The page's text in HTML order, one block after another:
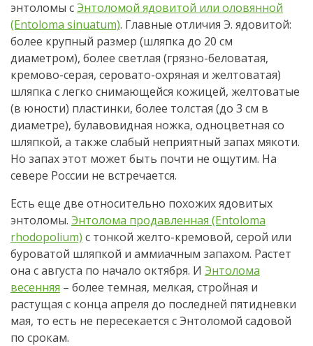
энтоломы сЭнтоломой ядовитой или оловянной
(Entoloma sinuatum). Главные отличия Э. ядовитой:
более крупный размер (шляпка до 20 см
диаметром), более светлая (грязно-беловатая,
кремово-серая, серовато-охряная и желтоватая)
шляпка с легко снимающейся кожицей, желтоватые
(в юности) пластинки, более толстая (до 3 см в
диаметре), булавовидная ножка, одноцветная со
шляпкой, а также слабый неприятный запах мякоти.
Но запах этот может быть почти не ощутим. На
севере России не встречается.
Есть еще две относительно похожих ядовитых
энтоломы. Энтолома продавленная (Entoloma
rhodopolium) с тонкой желто-кремовой, серой или
буроватой шляпкой и аммиачным запахом. Растет
она с августа по начало октября. И Энтолома
весенняя – более темная, мелкая, стройная и
растущая с конца апреля до последней пятидневки
мая, то есть не пересекается с Энтоломой садовой
по срокам.